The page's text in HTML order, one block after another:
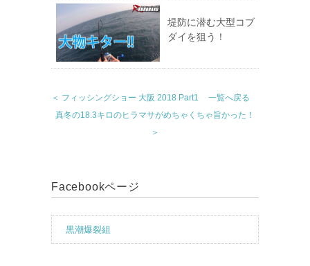
堤防に潜む大型コブ
ダイを狙う！
＜ フィッシングショー 大阪 2018 Part1
一覧へ戻る
真冬の18.3キロのヒラマサがめちゃくちゃ旨かった！
＞
Facebookページ
黒潮爆裂組